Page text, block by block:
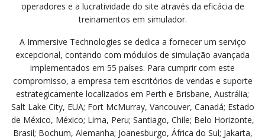
operadores e a lucratividade do site através da eficácia de
treinamentos em simulador.
A Immersive Technologies se dedica a fornecer um serviço
excepcional, contando com módulos de simulação avançada
implementados em 55 países. Para cumprir com este
compromisso, a empresa tem escritórios de vendas e suporte
estrategicamente localizados em Perth e Brisbane, Austrália;
Salt Lake City, EUA; Fort McMurray, Vancouver, Canadá; Estado
de México, México; Lima, Peru; Santiago, Chile; Belo Horizonte,
Brasil; Bochum, Alemanha; Joanesburgo, África do Sul; Jakarta,